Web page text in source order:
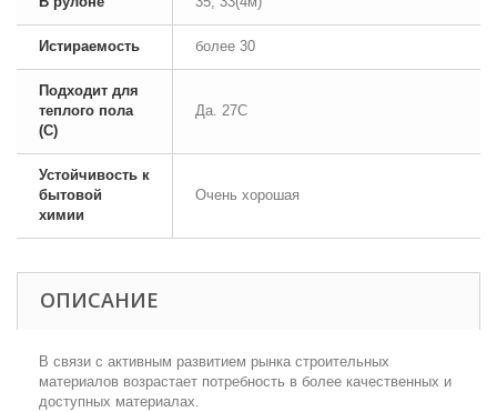
Истираемость более 30
Подходит для
теплого пола
(С)
Да. 27С
Устойчивость к
бытовой
химии
Очень хорошая
ОПИСАНИЕ
В связи с активным развитием рынка строительных
материалов возрастает потребность в более качественных и
доступных материалах.